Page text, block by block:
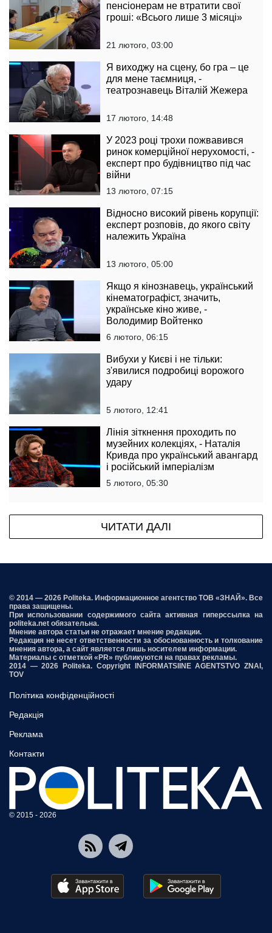
пенсіонерам не втратити свої
гроші: «Всього лише 3 місяці»
21 лютого, 03:00
Я виходжу на сцену, бо гра – це
для мене таємниця, -
театрознавець Віталій Жежера
17 лютого, 14:48
У 2023 році трохи пожвавився
ринок комерційної нерухомості, -
експерт про будівництво під час
війни
13 лютого, 07:15
Відносно високий рівень корупції:
експерт розповів, до якого світу
належить Україна
13 лютого, 05:00
Якщо я кінознавець, український
кінематографіст, значить,
українське кіно живе, -
Володимир Войтенко
6 лютого, 06:15
Вибухи у Києві і не тільки:
з'явилися подробиці ворожого
удару
5 лютого, 12:41
Лінія зіткнення проходить по
музейних колекціях, - Наталія
Кривда про український авангард
і російський імперіалізм
5 лютого, 05:30
ЧИТАТИ ДАЛІ
© 2014 — 2026 Politeka. Информационное агентство ТОВ «ЗНАЙ». Все
права защищены.
При использовании содержимого сайта активная гиперссылка на
politeka.net обязательна.
Мнение автора статьи не отражает мнение редакции.
Редакция не несет ответственности за обоснованность и толкование
мнения автора, а сайт является лишь носителем информации.
Материалы с отметкой «PR» публикуются на правах рекламы.
2014 — 2026 Politeka. Copyright INFORMATSIINE AGENTSTVO ZNAI,
TOV
Політика конфіденційності
Редакція
Реклама
Контакти
© 2015 - 2026